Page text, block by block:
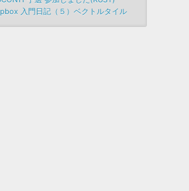
入門日記（５）ベクトルタイル